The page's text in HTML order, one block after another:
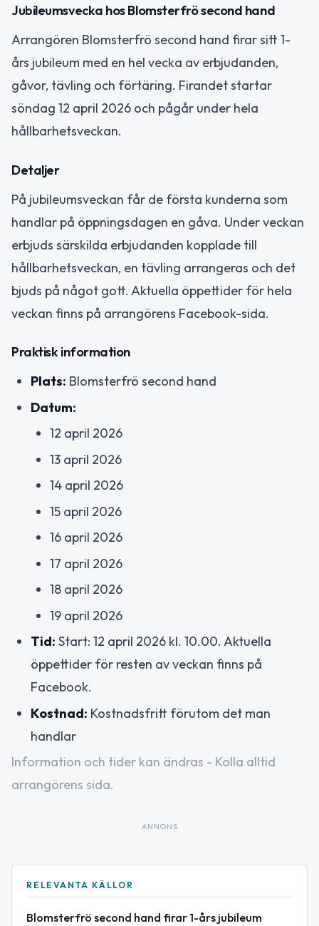
Jubileumsvecka hos Blomsterfrö second hand
Arrangören Blomsterfrö second hand firar sitt 1-
års jubileum med en hel vecka av erbjudanden,
gåvor, tävling och förtäring. Firandet startar
söndag 12 april 2026 och pågår under hela
hållbarhetsveckan.
Detaljer
På jubileumsveckan får de första kunderna som
handlar på öppningsdagen en gåva. Under veckan
erbjuds särskilda erbjudanden kopplade till
hållbarhetsveckan, en tävling arrangeras och det
bjuds på något gott. Aktuella öppettider för hela
veckan finns på arrangörens Facebook-sida.
Praktisk information
Plats: Blomsterfrö second hand
Datum:
12 april 2026
13 april 2026
14 april 2026
15 april 2026
16 april 2026
17 april 2026
18 april 2026
19 april 2026
Tid: Start: 12 april 2026 kl. 10.00. Aktuella
öppettider för resten av veckan finns på
Facebook.
Kostnad: Kostnadsfritt förutom det man
handlar
Information och tider kan ändras - Kolla alltid
arrangörens sida.
ANNONS
RELEVANTA KÄLLOR
Blomsterfrö second hand firar 1-års jubileum